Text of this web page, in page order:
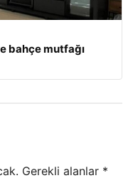
bahçe mutfağı
Gerekli alanlar *